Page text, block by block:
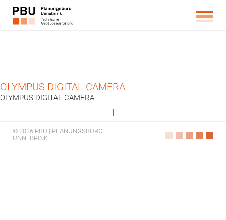
OLYMPUS DIGITAL CAMERA
OLYMPUS DIGITAL CAMERA
|
© 2026 PBU | PLANUNGSBÜRO
UNNEBRINK